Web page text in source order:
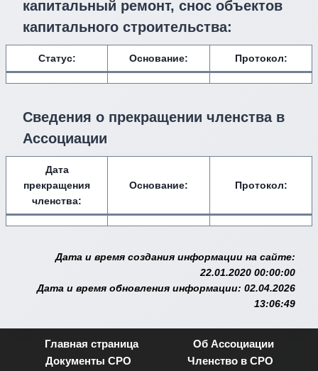
капитальный ремонт, снос объектов
капитального строительства:
Статус: Основание: Протокол:
Сведения о прекращении членства в
Ассоциации
Дата
прекращения
членства:
Основание: Протокол:
Дата и время создания информации на сайте:
22.01.2020 00:00:00
Дата и время обновления информации: 02.04.2026
13:06:49
Главная страница
Об Ассоциации
Документы СРО
Членство в СРО